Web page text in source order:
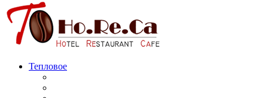
Тепловое